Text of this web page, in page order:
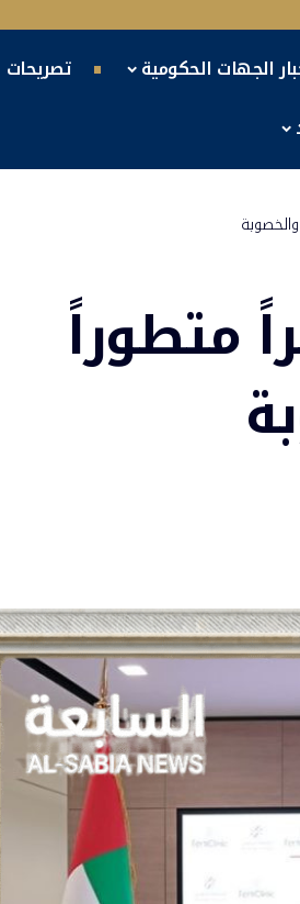
الجهات الحكومية
تصريحات
متطوراً